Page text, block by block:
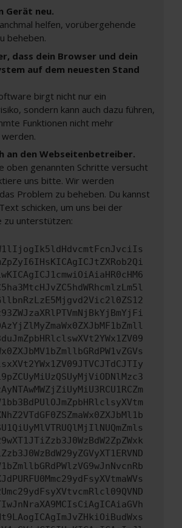
Gerät neu.
helfen, vorübergehende
beheben.
dass dein Browser und dein
auf dem neuesten Stand
birgt nicht nur ein
sondern kann auch dazu führen,
Funktionen nicht mehr
an den Webseitenbetreiber.
oben genannten Schritte versucht
uns bitte. Wir werden
Problem zu beheben. Du kannst
schicken, um uns bei der
zu unterstützen: